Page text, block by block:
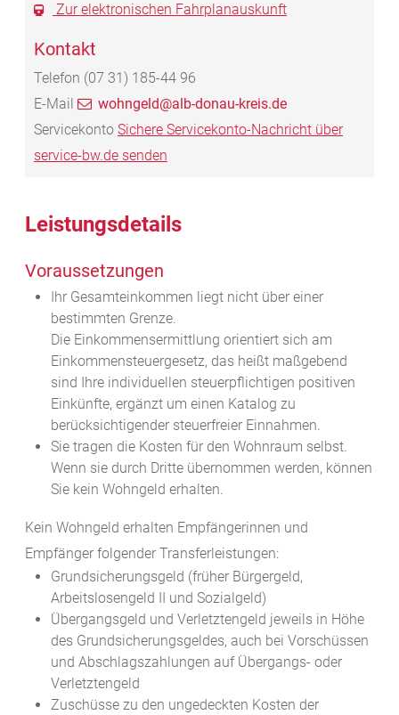
Zur elektronischen Fahrplanauskunft
Kontakt
Telefon (07 31) 185-44 96
E-Mail
wohngeld@alb-donau-kreis.de
Servicekonto Sichere Servicekonto-Nachricht über
service-bw.de senden
Leistungsdetails
Voraussetzungen
Ihr Gesamteinkommen liegt nicht über einer
bestimmten Grenze.
Die Einkommensermittlung orientiert sich am
Einkommensteuergesetz, das heißt maßgebend
sind Ihre individuellen steuerpflichtigen positiven
Einkünfte, ergänzt um einen Katalog zu
berücksichtigender steuerfreier Einnahmen.
Sie tragen die Kosten für den Wohnraum selbst.
Wenn sie durch Dritte übernommen werden, können
Sie kein Wohngeld erhalten.
Kein Wohngeld erhalten Empfängerinnen und
Empfänger folgender Transferleistungen:
Grundsicherungsgeld (früher Bürgergeld,
Arbeitslosengeld II und Sozialgeld)
Übergangsgeld und Verletztengeld jeweils in Höhe
des Grundsicherungsgeldes, auch bei Vorschüssen
und Abschlagszahlungen auf Übergangs- oder
Verletztengeld
Zuschüsse zu den ungedeckten Kosten der